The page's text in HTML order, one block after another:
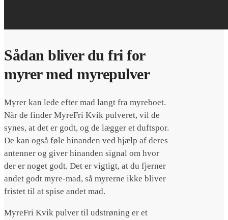
Sådan bliver du fri for
myrer med myrepulver
Myrer kan lede efter mad langt fra myreboet.
Når de finder MyreFri Kvik pulveret, vil de
synes, at det er godt, og de lægger et duftspor.
De kan også føle hinanden ved hjælp af deres
antenner og giver hinanden signal om hvor
der er noget godt. Det er vigtigt, at du fjerner
andet godt myre-mad, så myrerne ikke bliver
fristet til at spise andet mad.
MyreFri Kvik pulver til udstrøning er et